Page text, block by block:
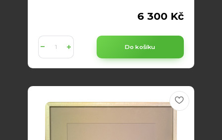
6 300 Kč
Do košíku